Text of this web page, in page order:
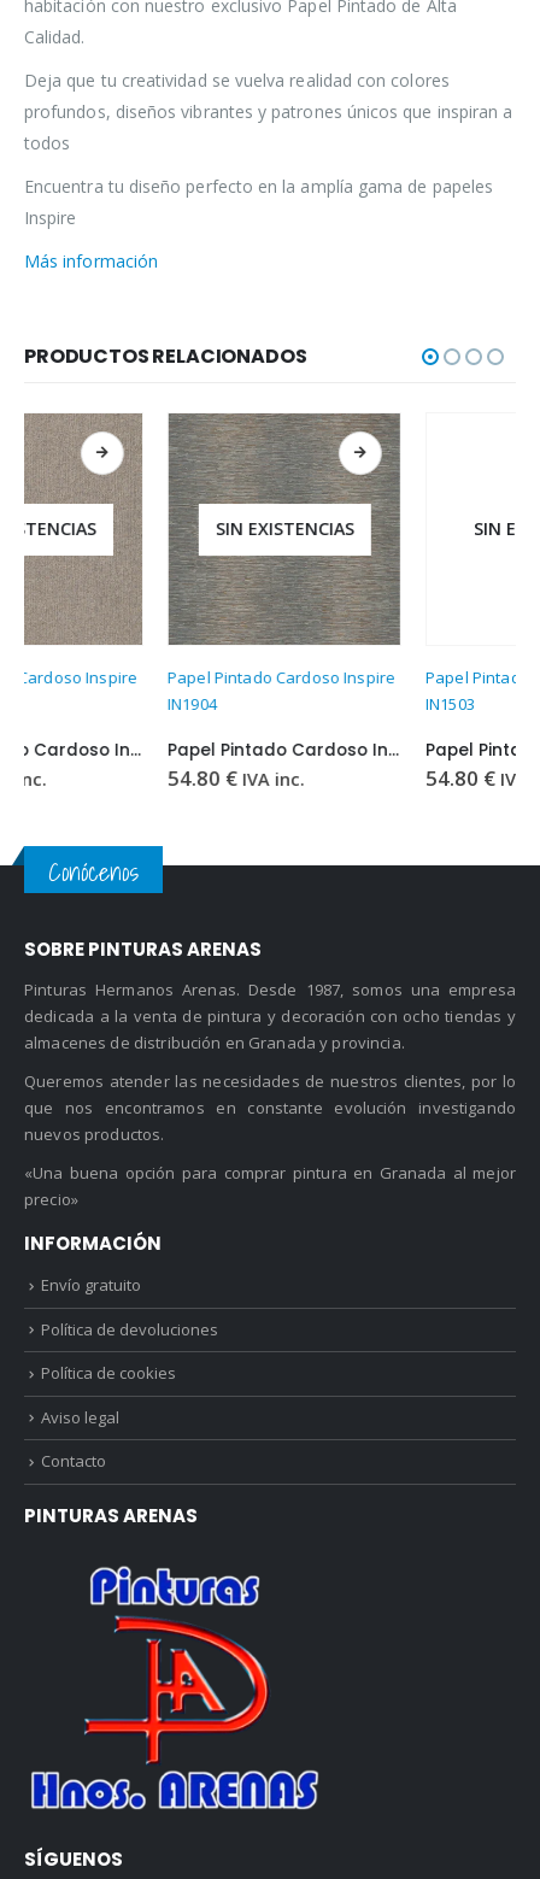
habitación con nuestro exclusivo Papel Pintado de Alta
Calidad.
Deja que tu creatividad se vuelva realidad con colores
profundos, diseños vibrantes y patrones únicos que inspiran a
todos
Encuentra tu diseño perfecto en la amplía gama de papeles
Inspire
Más información
PRODUCTOS RELACIONADOS
SIN EXISTENCIAS
Papel Pintado Cardoso Inspire
Papel Pintado Cardoso Inspire IN1904
54.80
SIN EXISTENCIAS
Papel Pintado Cardoso Inspire
Papel Pintado Cardoso Inspire IN1503
54.80
Conócenos
SOBRE PINTURAS ARENAS
Pinturas Hermanos Arenas. Desde 1987, somos una empresa
dedicada a la venta de pintura y decoración con ocho tiendas y
almacenes de distribución en Granada y provincia.
Queremos atender las necesidades de nuestros clientes, por lo
que nos encontramos en constante evolución investigando
nuevos productos.
«Una buena opción para comprar pintura en Granada al mejor
precio»
INFORMACIÓN
Envío gratuito
Política de devoluciones
Política de cookies
Aviso legal
Contacto
PINTURAS ARENAS
SÍGUENOS